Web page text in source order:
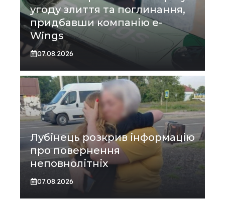
угоду злиття та поглинання,
придбавши компанію e-
Wings
07.08.2026
Лубінець розкрив інформацію
про повернення
неповнолітніх
07.08.2026